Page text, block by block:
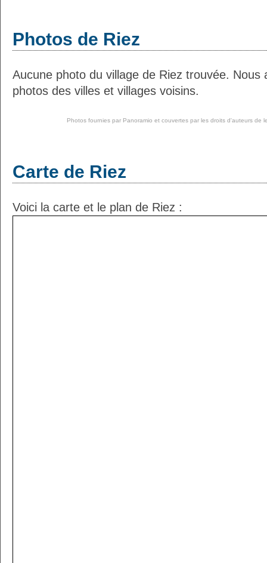
Photos de Riez
Aucune photo du village de Riez trouvée. Nous
photos des villes et villages voisins.
Photos fournies par Panoramio et couvertes par les droits d'auteurs de
Carte de Riez
Voici la carte et le plan de Riez :